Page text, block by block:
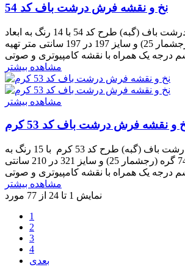
نخ و نقشه فرش درشت باف کد 54
نخ و نقشه فرش درشت باف (گبه) طرح کد 54 با 14 رنگ به ابعاد
705 رج در 705 گره (رجشمار 25) و سایز 197 در 197 سانتی متر تهیه
درجه یک همراه با نقشه کامپیوتری و صوتی
مشاهده بیشتر
مشاهده بیشتر
و نقشه فرش درشت باف کد 53 کرم
نخ و نقشه فرش درشت باف (گبه) طرح کد 53 کرم با 15 رنگ به
ابعاد 1147 رج در 749 گره (رجشمار 25) و سایز 321 در 210 سانتی
درجه یک همراه با نقشه کامپیوتری و صوتی
مشاهده بیشتر
نمایش 1 تا 24 از 77 مورد
1
2
3
4
بعدی